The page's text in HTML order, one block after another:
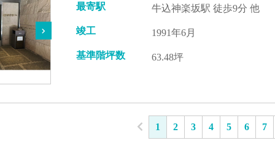
最寄駅 牛込神楽坂駅 徒歩9分 他
竣工 1991年6月
基準階坪数 63.48坪
1 2 3 4 5 6 7